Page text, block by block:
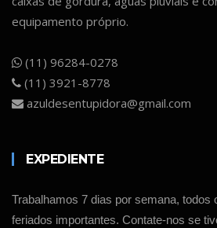
equipamento próprio.
(11) 96284-0278
(11) 3921-8778
azuldesentupidora@gmail.com
EXPEDIENTE
Trabalhamos 7 dias por semana, todos
feriados importantes. Contate-nos se